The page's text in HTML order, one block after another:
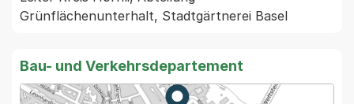
Bau- und Verkehrsdepartement